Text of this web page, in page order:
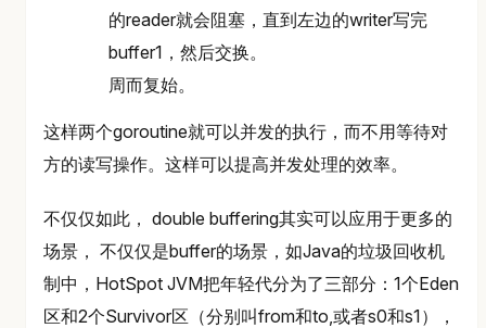
的reader就会阻塞，直到左边的writer写完
buffer1，然后交换。
周而复始。
这样两个goroutine就可以并发的执行，而不用等待对
方的读写操作。这样可以提高并发处理的效率。
不仅仅如此， double buffering其实可以应用于更多的
场景， 不仅仅是buffer的场景，如Java的垃圾回收机
制中，HotSpot JVM把年轻代分为了三部分：1个Eden
区和2个Survivor区（分别叫from和to,或者s0和s1），